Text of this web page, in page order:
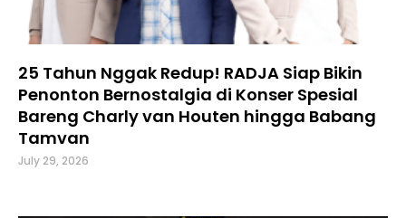
25 Tahun Nggak Redup! RADJA Siap Bikin
Penonton Bernostalgia di Konser Spesial
Bareng Charly van Houten hingga Babang
Tamvan
July 29, 2026